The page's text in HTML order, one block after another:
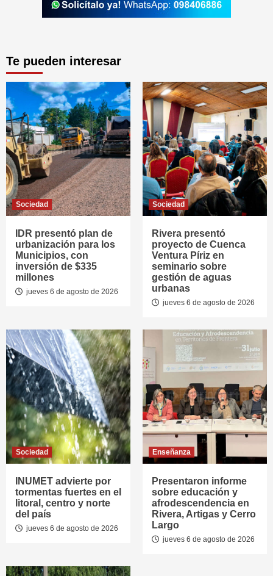
Te pueden interesar
Sociedad
IDR presentó plan de
urbanización para los
Municipios, con
inversión de $335
millones
jueves 6 de agosto de 2026
Sociedad
Rivera presentó
proyecto de Cuenca
Ventura Píriz en
seminario sobre
gestión de aguas
urbanas
jueves 6 de agosto de 2026
Sociedad
INUMET advierte por
tormentas fuertes en el
litoral, centro y norte
del país
jueves 6 de agosto de 2026
Enseñanza
Presentaron informe
sobre educación y
afrodescendencia en
Rivera, Artigas y Cerro
Largo
jueves 6 de agosto de 2026